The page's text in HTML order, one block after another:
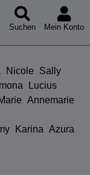
Suchen Mein Konto
Nicole
Sally
Lucius
Annemarie
Karina Azura